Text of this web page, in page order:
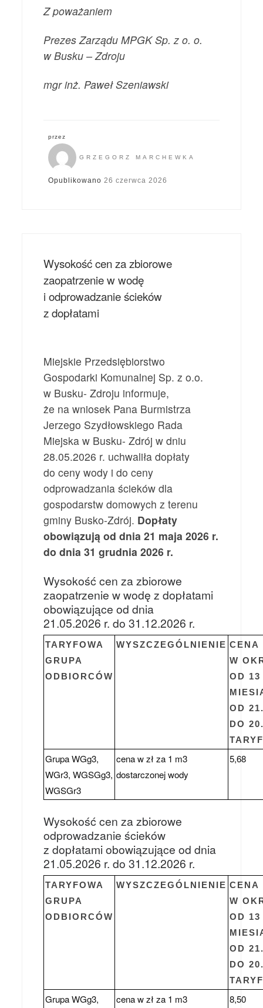
Z poważaniem
Prezes Zarządu MPGK Sp. z o. o.
w Busku – Zdroju
mgr inż. Paweł Szeniawski
przez
GRZEGORZ MARCHEWKA
Opublikowano 26 czerwca 2026
Wysokość cen za zbiorowe
zaopatrzenie w wodę
i odprowadzanie ścieków
z dopłatami
Miejskie Przedsiębiorstwo
Gospodarki Komunalnej Sp. z o.o.
w Busku- Zdroju informuje,
że na wniosek Pana Burmistrza
Jerzego Szydłowskiego Rada
Miejska w Busku- Zdrój w dniu
28.05.2026 r. uchwaliła dopłaty
do ceny wody i do ceny
odprowadzania ścieków dla
gospodarstw domowych z terenu
gminy Busko-Zdrój. Dopłaty
obowiązują od dnia 21 maja 2026 r.
do dnia 31 grudnia 2026 r.
Wysokość cen za zbiorowe
zaopatrzenie w wodę z dopłatami
obowiązujące od dnia
21.05.2026 r. do 31.12.2026 r.
TARYFOWA
GRUPA
ODBIORCÓW
WYSZCZEGÓLNIENIE CENA
W
OD
OD
DO
Grupa WGg3,
WGr3, WGSGg3,
WGSGr3
cena w zł za 1 m3
dostarczonej wody
5,68
Wysokość cen za zbiorowe
odprowadzanie ścieków
z dopłatami obowiązujące od dnia
21.05.2026 r. do 31.12.2026 r.
TARYFOWA
GRUPA
ODBIORCÓW
WYSZCZEGÓLNIENIE CENA
W
OD
OD
DO
Grupa WGg3,
cena w zł za 1 m3
8,50